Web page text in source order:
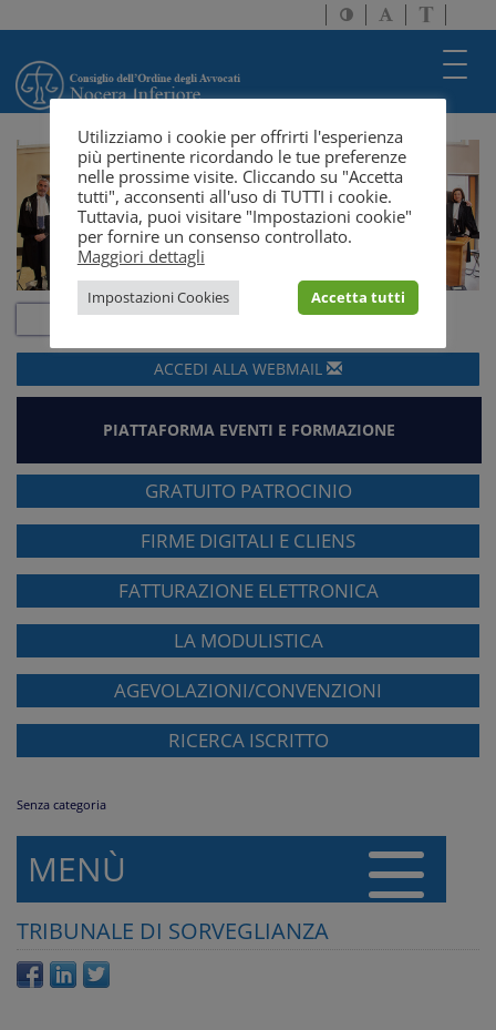
Attiva/disattiva
alto
Attiva/
dimensione
a
solo
testo
ACCEDI ALLA WEBMAIL
PIATTAFORMA EVENTI E FORMAZIONE
GRATUITO PATROCINIO
FIRME DIGITALI E CLIENS
FATTURAZIONE ELETTRONICA
LA MODULISTICA
AGEVOLAZIONI/CONVENZIONI
RICERCA ISCRITTO
Senza categoria
MENÙ
TRIBUNALE DI SORVEGLIANZA
Utilizziamo i cookie per offrirti l'esperienza
più pertinente ricordando le tue preferenze
nelle prossime visite. Cliccando su "Accetta
tutti", acconsenti all'uso di TUTTI i cookie.
Tuttavia, puoi visitare "Impostazioni cookie"
per fornire un consenso controllato.
Maggiori dettagli
Impostazioni Cookies Accetta tutti